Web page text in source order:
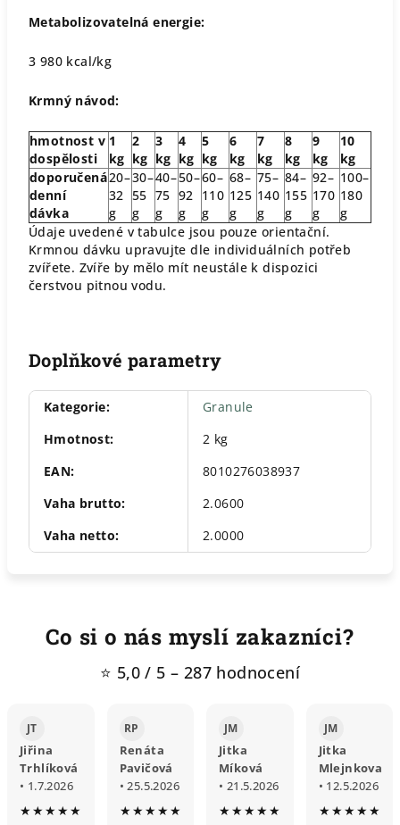
Metabolizovatelná energie:
3 980 kcal/kg
Krmný návod:
hmotnost v
dospělosti
1
kg
2
kg
3
kg
4
kg
5
kg
6
kg
7
kg
8
kg
9
kg
10
kg
doporučená
denní
dávka
20–
32
g
30–
55
g
40–
75
g
50–
92
g
60–
110
g
68–
125
g
75–
140
g
84–
155
g
92–
170
g
100–
180
g
Údaje uvedené v tabulce jsou pouze orientační.
Krmnou dávku upravujte dle individuálních potřeb
zvířete. Zvíře by mělo mít neustále k dispozici
čerstvou pitnou vodu.
Doplňkové parametry
Kategorie:
Granule
Hmotnost:
2 kg
EAN:
8010276038937
Vaha brutto:
2.0600
Vaha netto: 2.0000
Co si o nás myslí zakazníci?
⭐ 5,0 / 5 – 287 hodnocení
JT
Jiřina
Trhlíková
• 1.7.2026
★★★★★
RP
Renáta
Pavičová
• 25.5.2026
★★★★★
JM
Jitka
Míková
• 21.5.2026
★★★★★
JM
Jitka
Mlejnkova
• 12.5.2026
★★★★★